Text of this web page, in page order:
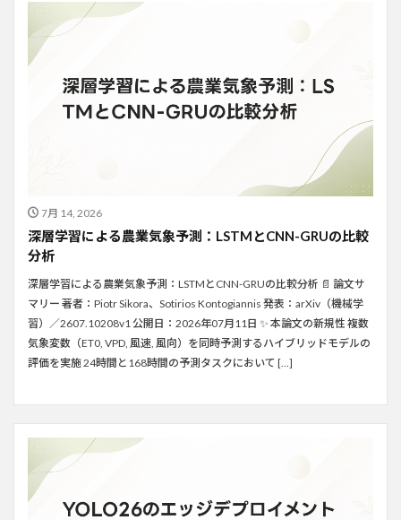
7月 14, 2026
深層学習による農業気象予測：LSTMとCNN-GRUの比較
分析
深層学習による農業気象予測：LSTMとCNN-GRUの比較分析 📄 論文サ
マリー 著者：Piotr Sikora、Sotirios Kontogiannis 発表：arXiv（機械学
習）／2607.10208v1 公開日：2026年07月11日 ✨ 本論文の新規性 複数
気象変数（ET0, VPD, 風速, 風向）を同時予測するハイブリッドモデルの
評価を実施 24時間と168時間の予測タスクにおいて […]